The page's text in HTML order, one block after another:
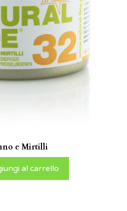
e Mirtilli
al carrello